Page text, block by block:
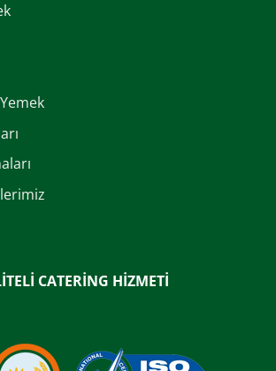
CATERİNG HİZMETİ